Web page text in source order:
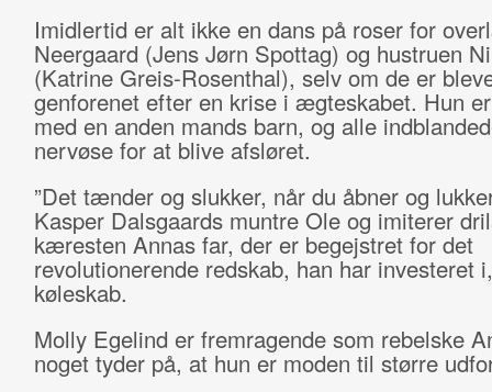
Imidlertid er alt ikke en dans på roser for
Neergaard (Jens Jørn Spottag) og hustruen
(Katrine Greis-Rosenthal), selv om de er
genforenet efter en krise i ægteskabet. Hun
med en anden mands barn, og alle
nervøse for at blive afsløret.
”Det tænder og slukker, når du åbner og
Kasper Dalsgaards muntre Ole og imiterer
kæresten Annas far, der er begejstret for det
revolutionerende redskab, han har investeret
køleskab.
Molly Egelind er fremragende som rebelske
noget tyder på, at hun er moden til større